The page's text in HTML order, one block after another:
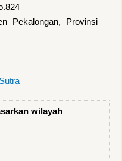
Pekalongan, Provinsi
wilayah